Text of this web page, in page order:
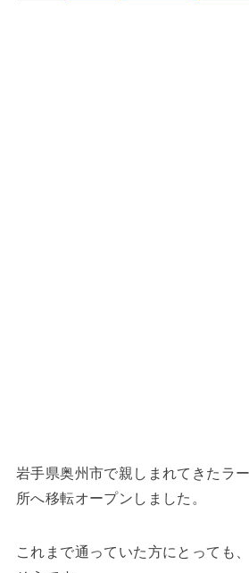
岩手県奥州市で親しまれてきたラ
所へ移転オープンしました。
これまで通っていた方にとっても